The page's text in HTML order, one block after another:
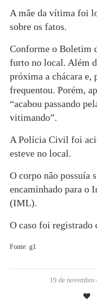
A mãe da vítima foi
sobre os fatos.
Conforme o Boletim
furto no local. Além
próxima a chácara e,
frequentou. Porém,
“acabou passando
vitimando”.
A Polícia Civil foi
esteve no local.
O corpo não possuía
encaminhado para o
(IML).
O caso foi registrado
Fonte: g1
19 de novembro